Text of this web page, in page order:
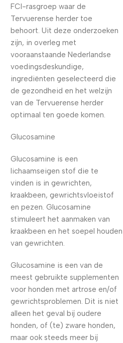
FCI-rasgroep waar de
Tervuerense herder toe
behoort. Uit deze onderzoeken
zijn, in overleg met
vooraanstaande Nederlandse
voedingsdeskundige,
ingrediënten geselecteerd die
de gezondheid en het welzijn
van de Tervuerense herder
optimaal ten goede komen.
Glucosamine
Glucosamine is een
lichaamseigen stof die te
vinden is in gewrichten,
kraakbeen, gewrichtsvloeistof
en pezen. Glucosamine
stimuleert het aanmaken van
kraakbeen en het soepel houden
van gewrichten.
Glucosamine is een van de
meest gebruikte supplementen
voor honden met artrose en/of
gewrichtsproblemen. Dit is niet
alleen het geval bij oudere
honden, of (te) zware honden,
maar ook steeds meer bij